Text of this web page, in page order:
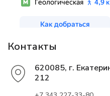
Контакты
620085, г.
212